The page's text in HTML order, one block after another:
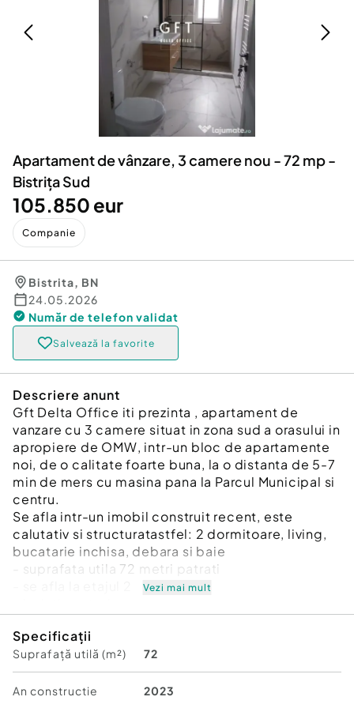
Servicii
Animale de companie
Afaceri și echipamente profesionale
Inchiriere Bunuri si Vehicule
Utilaje agricole si industriale
Piese auto si accesorii
Apartament de vânzare, 3 camere nou - 72 mp -
Bistrița Sud
105.850 eur
Companie
Bistrita, BN
24.05.2026
Număr de telefon validat
Salvează la favorite
Descriere anunt
Gft Delta Office iti prezinta , apartament de
vanzare cu 3 camere situat in zona sud a orasului in
apropiere de OMW, intr-un bloc de apartamente
noi, de o calitate foarte buna, la o distanta de 5-7
min de mers cu masina pana la Parcul Municipal si
centru.
Se afla intr-un imobil construit recent, este
calutativ si structuratastfel: 2 dormitoare, living,
bucatarie inchisa, debara si baie
- suprafata utila 72 metri patrati
- nemobilate, avand doar gresie, parchet si
faianta
- imobilul se afla intr-o curte privata
- parcarea nu este inclusa in pretul
Vezi mai mult
Specificații
Suprafață utilă (m²) 72
An constructie 2023